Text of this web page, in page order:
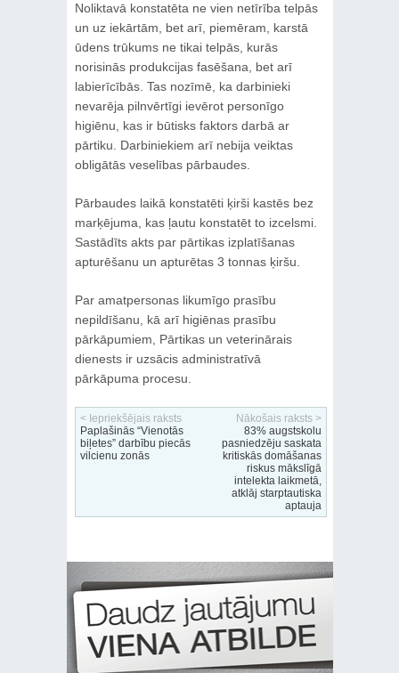
Noliktavā konstatēta ne vien netīrība telpās
un uz iekārtām, bet arī, piemēram, karstā
ūdens trūkums ne tikai telpās, kurās
norisinās produkcijas fasēšana, bet arī
labierīcībās. Tas nozīmē, ka darbinieki
nevarēja pilnvērtīgi ievērot personīgo
higiēnu, kas ir būtisks faktors darbā ar
pārtiku. Darbiniekiem arī nebija veiktas
obligātās veselības pārbaudes.
Pārbaudes laikā konstatēti ķirši kastēs bez
marķējuma, kas ļautu konstatēt to izcelsmi.
Sastādīts akts par pārtikas izplatīšanas
apturēšanu un apturētas 3 tonnas ķiršu.
Par amatpersonas likumīgo prasību
nepildīšanu, kā arī higiēnas prasību
pārkāpumiem, Pārtikas un veterinārais
dienests ir uzsācis administratīvā
pārkāpuma procesu.
< Iepriekšējais raksts
Paplašinās “Vienotās
biļetes” darbību piecās
vilcienu zonās
Nākošais raksts >
83% augstskolu
pasniedzēju saskata
kritiskās domāšanas
riskus mākslīgā
intelekta laikmetā,
atklāj starptautiska
aptauja